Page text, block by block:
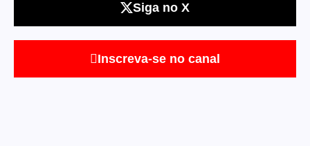
Siga no X
Inscreva-se no canal